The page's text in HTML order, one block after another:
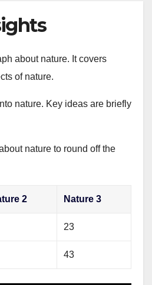
about nature. It covers
of nature.
nature. Key ideas are briefly
nature to round off the
2 Nature 3
23
43